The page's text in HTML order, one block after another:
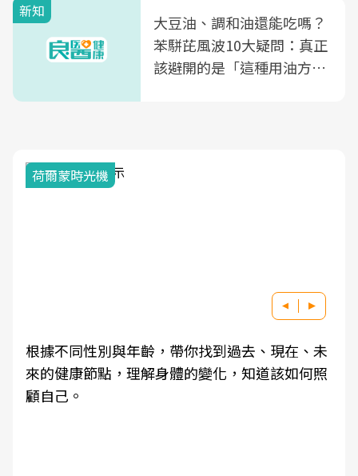
新知
大豆油、調和油還能吃嗎？
苯駢芘風波10大疑問：真正
該避開的是「這種用油方
荷爾蒙時光機
根據不同性別與年齡，帶你找到過去、現在、未
來的健康節點，理解身體的變化，知道該如何照
顧自己。